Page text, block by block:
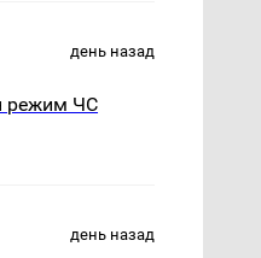
день назад
режим ЧС
день назад